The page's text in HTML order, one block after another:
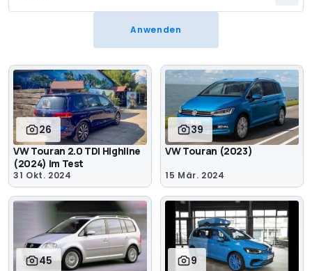
26
VW Touran 2.0 TDI Highline
(2024) im Test
31 Okt. 2024
39
VW Touran (2023)
15 Mär. 2024
45 9